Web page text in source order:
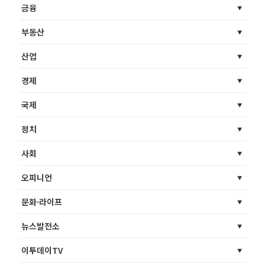
금융
부동산
산업
경제
국제
정치
사회
오피니언
문화·라이프
뉴스발전소
이투데이TV